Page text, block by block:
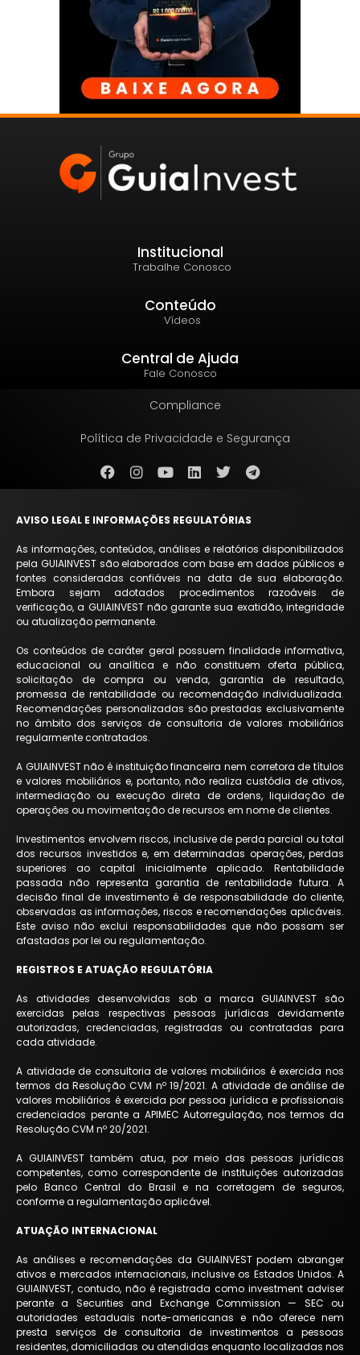
Institucional
Trabalhe Conosco
Conteúdo
Vídeos
Central de Ajuda
Fale Conosco
Compliance
Política de Privacidade e Segurança
AVISO LEGAL E INFORMAÇÕES REGULATÓRIAS
As informações, conteúdos, análises e relatórios disponibilizados
pela GUIAINVEST são elaborados com base em dados públicos e
fontes consideradas confiáveis na data de sua elaboração.
Embora sejam adotados procedimentos razoáveis de
verificação, a GUIAINVEST não garante sua exatidão, integridade
ou atualização permanente.
Os conteúdos de caráter geral possuem finalidade informativa,
educacional ou analítica e não constituem oferta pública,
solicitação de compra ou venda, garantia de resultado,
promessa de rentabilidade ou recomendação individualizada.
Recomendações personalizadas são prestadas exclusivamente
no âmbito dos serviços de consultoria de valores mobiliários
regularmente contratados.
A GUIAINVEST não é instituição financeira nem corretora de títulos
e valores mobiliários e, portanto, não realiza custódia de ativos,
intermediação ou execução direta de ordens, liquidação de
operações ou movimentação de recursos em nome de clientes.
Investimentos envolvem riscos, inclusive de perda parcial ou total
dos recursos investidos e, em determinadas operações, perdas
superiores ao capital inicialmente aplicado. Rentabilidade
passada não representa garantia de rentabilidade futura. A
decisão final de investimento é de responsabilidade do cliente,
observadas as informações, riscos e recomendações aplicáveis.
Este aviso não exclui responsabilidades que não possam ser
afastadas por lei ou regulamentação.
REGISTROS E ATUAÇÃO REGULATÓRIA
As atividades desenvolvidas sob a marca GUIAINVEST são
exercidas pelas respectivas pessoas jurídicas devidamente
autorizadas, credenciadas, registradas ou contratadas para
cada atividade.
A atividade de consultoria de valores mobiliários é exercida nos
termos da Resolução CVM nº 19/2021. A atividade de análise de
valores mobiliários é exercida por pessoa jurídica e profissionais
credenciados perante a APIMEC Autorregulação, nos termos da
Resolução CVM nº 20/2021.
A GUIAINVEST também atua, por meio das pessoas jurídicas
competentes, como correspondente de instituições autorizadas
pelo Banco Central do Brasil e na corretagem de seguros,
conforme a regulamentação aplicável.
ATUAÇÃO INTERNACIONAL
As análises e recomendações da GUIAINVEST podem abranger
ativos e mercados internacionais, inclusive os Estados Unidos. A
GUIAINVEST, contudo, não é registrada como investment adviser
perante a Securities and Exchange Commission — SEC ou
autoridades estaduais norte-americanas e não oferece nem
presta serviços de consultoria de investimentos a pessoas
residentes, domiciliadas ou atendidas enquanto localizadas nos